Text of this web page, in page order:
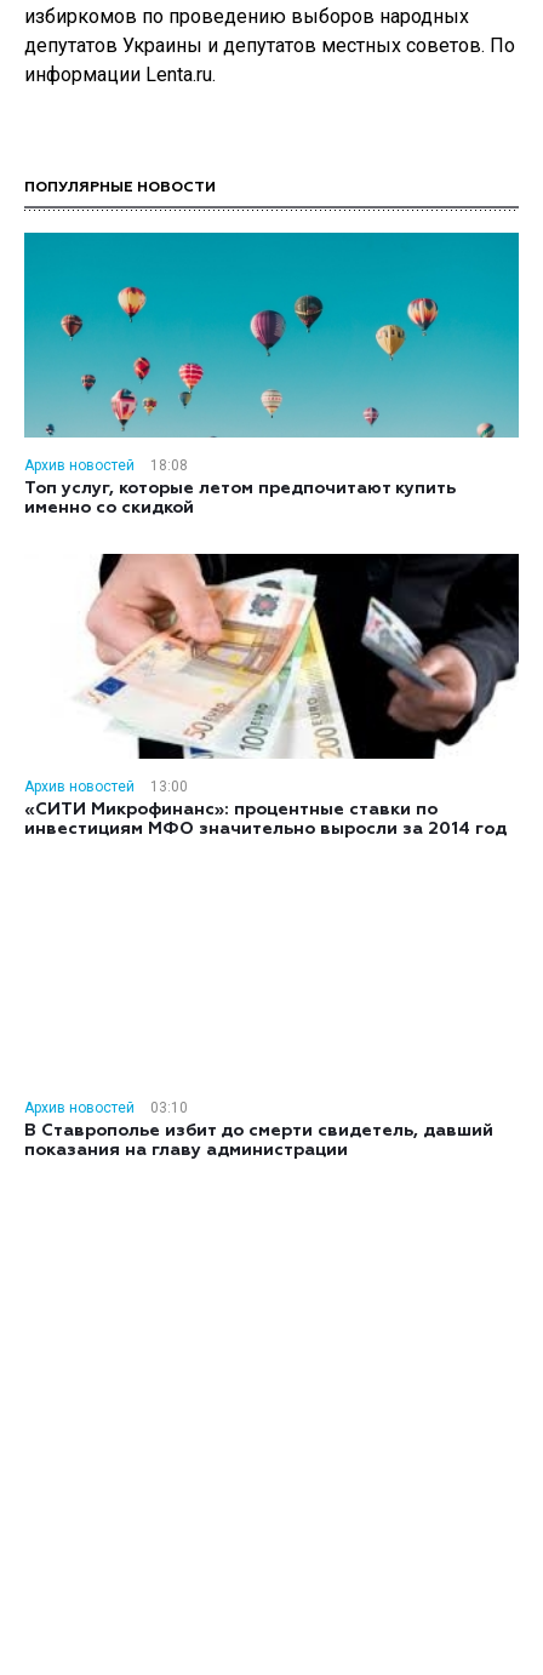
избиркомов по проведению выборов народных
депутатов Украины и депутатов местных советов. По
информации Lenta.ru.
ПОПУЛЯРНЫЕ НОВОСТИ
Архив новостей
18:08
Топ услуг, которые летом предпочитают купить
именно со скидкой
Архив новостей
13:00
«СИТИ Микрофинанс»: процентные ставки по
инвестициям МФО значительно выросли за 2014 год
Архив новостей
03:10
В Ставрополье избит до смерти свидетель, давший
показания на главу администрации